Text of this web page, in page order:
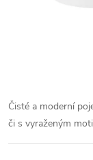
Čisté a moderní
či s vyraženým